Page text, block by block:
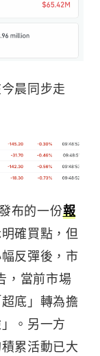
晨同步走
布的一份報
確買點，但
反彈後，市
，當前市場
底」轉為擔
。另一方
累活動已大